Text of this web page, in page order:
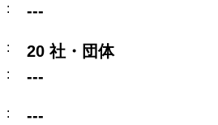
: ---
: 20 社・団体
: ---
: ---